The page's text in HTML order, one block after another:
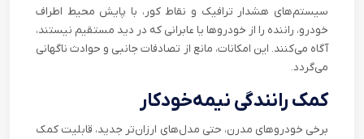
سیستم‌های هشدار ترافیک و نقاط کور، با پایش محیط اطراف
خودرو، راننده را از خودروها یا عابرانی که در دید مستقیم نیستند،
آگاه می‌کنند. این امکانات، مانع از تصادفات جانبی و حوادث ناگهانی
می‌گردد.
کمک رانندگی نیمه‌خودکار
برخی خودروهای مدرن، حتی مدل‌های ارزان‌تر جدید، قابلیت کمک